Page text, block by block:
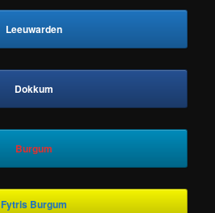
Leeuwarden
Dokkum
Burgum
Fytris Burgum